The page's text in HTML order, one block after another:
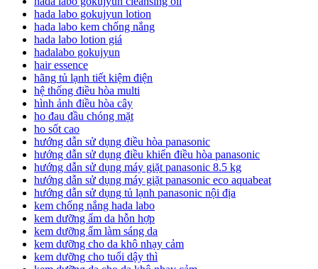
hada labo gokujyun lotion
hada labo kem chống nắng
hada labo lotion giá
hadalabo gokujyun
hair essence
hãng tủ lạnh tiết kiệm điện
hệ thống điều hòa multi
hình ảnh điều hòa cây
ho đau đầu chóng mặt
ho sốt cao
hướng dẫn sử dụng điều hòa panasonic
hướng dẫn sử dụng điều khiển điều hòa panasonic
hướng dẫn sử dụng máy giặt panasonic 8.5 kg
hướng dẫn sử dụng máy giặt panasonic eco aquabeat
hướng dẫn sử dụng tủ lạnh panasonic nội địa
kem chống nắng hada labo
kem dưỡng ẩm da hỗn hợp
kem dưỡng ẩm làm sáng da
kem dưỡng cho da khô nhạy cảm
kem dưỡng cho tuổi dậy thì